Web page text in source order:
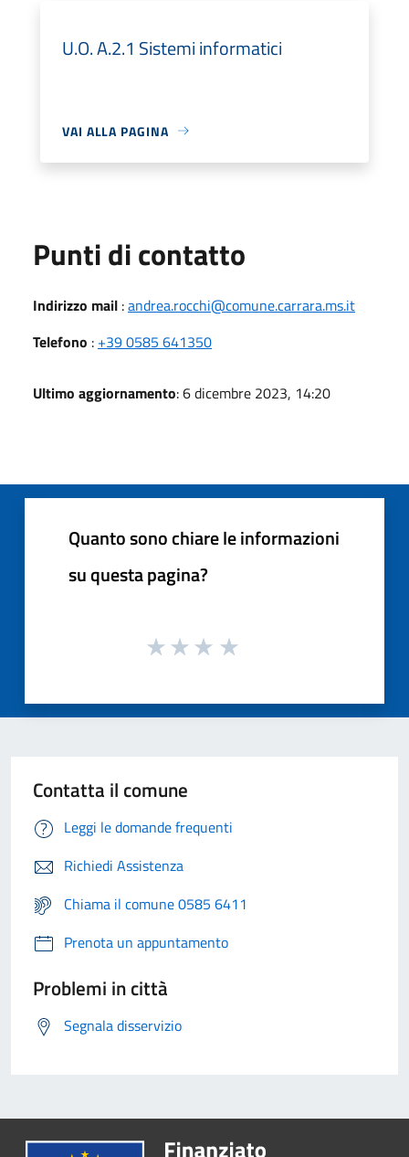
U.O. A.2.1 Sistemi informatici
VAI ALLA PAGINA
Punti di contatto
Indirizzo mail :andrea.rocchi@comune.carrara.ms.it
Telefono : +39 0585 641350
Ultimo aggiornamento: 6 dicembre 2023, 14:20
Quanto sono chiare le informazioni
su questa pagina?
Contatta il comune
Leggi le domande frequenti
Richiedi Assistenza
Chiama il comune 0585 6411
Prenota un appuntamento
Problemi in città
Segnala disservizio